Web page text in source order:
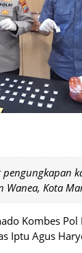
Wanea, Kota
Kombes
Iptu Agus